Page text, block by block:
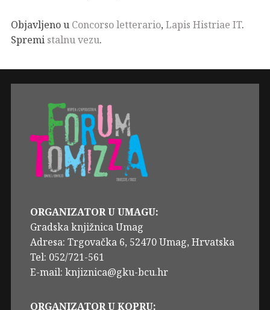
Objavljeno u Concorso letterario, Lapis Histriae IT.
Spremi stalnu vezu.
ORGANIZATOR U UMAGU:
Gradska knjižnica Umag
Adresa: Trgovačka 6, 52470 Umag, Hrvatska
Tel: 052/721-561
E-mail: knjiznica@gku-bcu.hr
ORGANIZATOR U KOPRU: